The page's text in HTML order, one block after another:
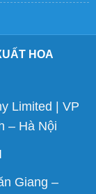
HOA
Limited | VP
– Hà Nội
Giang –